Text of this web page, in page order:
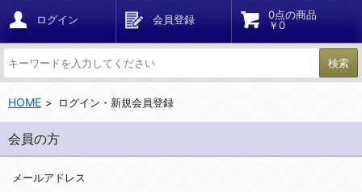
ログイン 会員登録
0点の商品
￥0
検索
HOME ログイン・新規会員登録
会員の方
メールアドレス